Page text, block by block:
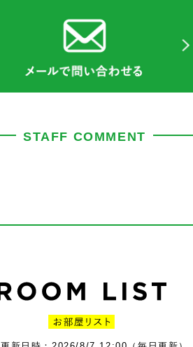
STAFF COMMENT